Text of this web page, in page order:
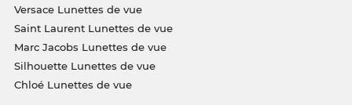
Versace Lunettes de vue
Saint Laurent Lunettes de vue
Marc Jacobs Lunettes de vue
Silhouette Lunettes de vue
Chloé Lunettes de vue